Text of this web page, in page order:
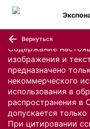
Содержание
изображения и
предназначено
некоммерческого
использования в
распространения в
допускается
При цитировании
Вернуться